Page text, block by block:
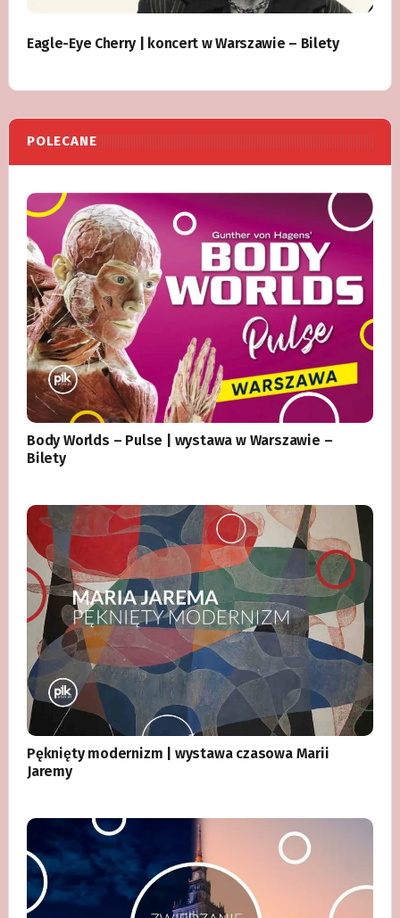
Eagle-Eye Cherry | koncert w Warszawie – Bilety
POLECANE
Body Worlds – Pulse | wystawa w Warszawie –
Bilety
Pęknięty modernizm | wystawa czasowa Marii
Jaremy